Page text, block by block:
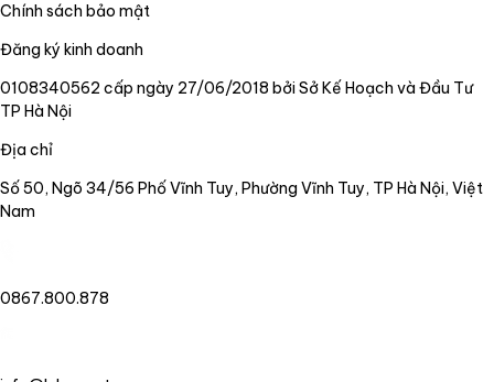
Chính sách bảo mật
Đăng ký kinh doanh
0108340562 cấp ngày 27/06/2018 bởi Sở Kế Hoạch và Đầu Tư
TP Hà Nội
Địa chỉ
Số 50, Ngõ 34/56 Phố Vĩnh Tuy, Phường Vĩnh Tuy, TP Hà Nội, Việt
Nam
0867.800.878